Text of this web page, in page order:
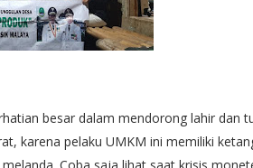
besar dalam mendorong lahir dan
karena pelaku UMKM ini memiliki